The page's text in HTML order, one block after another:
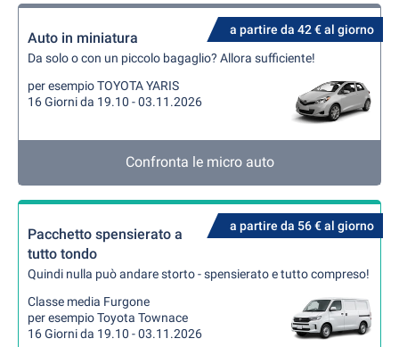
a partire da 42 € al giorno
Auto in miniatura
Da solo o con un piccolo bagaglio? Allora sufficiente!
per esempio TOYOTA YARIS
16 Giorni da 19.10 - 03.11.2026
Confronta le micro auto
a partire da 56 € al giorno
Pacchetto spensierato a
tutto tondo
Quindi nulla può andare storto - spensierato e tutto compreso!
Classe media Furgone
per esempio Toyota Townace
16 Giorni da 19.10 - 03.11.2026